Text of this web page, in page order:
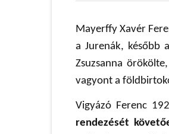
Mayerffy Xavér
a Jurenák, később
Zsuzsanna
vagyont a
Vigyázó Ferenc
rendezését